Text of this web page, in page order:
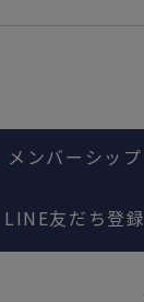
メンバーシップ
LINE友だち登録